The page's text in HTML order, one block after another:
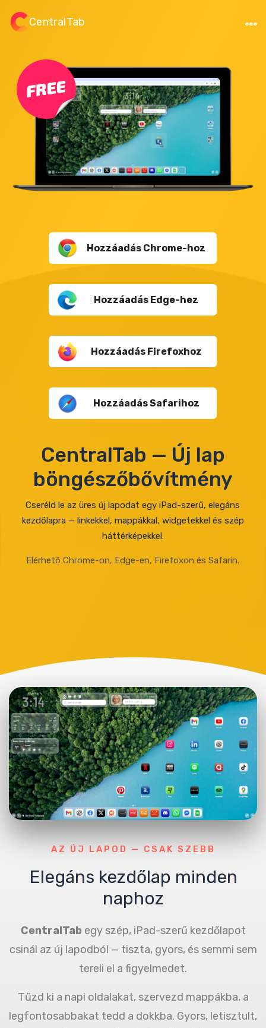
CentralTab
Hozzáadás Chrome-hoz
Hozzáadás Edge-hez
Hozzáadás Firefoxhoz
Hozzáadás Safarihoz
CentralTab — Új lap
böngészőbővítmény
Cseréld le az üres új lapodat egy iPad-szerű, elegáns
kezdőlapra — linkekkel, mappákkal, widgetekkel és szép
háttérképekkel.
Elérhető Chrome-on, Edge-en, Firefoxon és Safarin.
AZ ÚJ LAPOD — CSAK SZEBB
Elegáns kezdőlap minden
naphoz
CentralTab egy szép, iPad-szerű kezdőlapot
csinál az új lapodból — tiszta, gyors, és semmi sem
tereli el a figyelmedet.
Tűzd ki a napi oldalakat, szervezd mappákba, a
legfontosabbakat tedd a dokkba. Gyors, letisztult,